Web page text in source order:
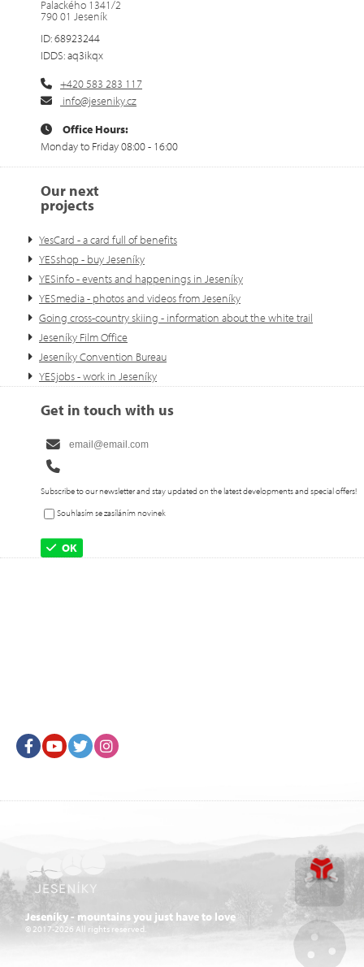
Palackého 1341/2
790 01 Jeseník
ID: 68923244
IDDS: aq3ikqx
+420 583 283 117
info@jeseniky.cz
Office Hours:
Monday to Friday 08:00 - 16:00
Our next
projects
YesCard - a card full of benefits
YESshop - buy Jeseníky
YESinfo - events and happenings in Jeseníky
YESmedia - photos and videos from Jeseníky
Going cross-country skiing - information about the white trail
Jeseníky Film Office
Jeseníky Convention Bureau
YESjobs - work in Jeseníky
Get in touch with us
Subscribe to our newsletter and stay updated on the latest developments and special offers!
Souhlasím se zasíláním novinek
OK
FacebookYoutubeTwitter
Jeseníky - mountains you just have to love
© 2017-2026 All rights reserved. Go